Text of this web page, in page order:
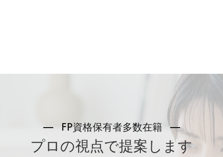
FP資格保有者多数在籍
プロの視点で提案します